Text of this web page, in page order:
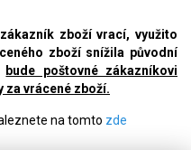
zboží vrací, využito
zboží snížila původní
bude poštovné zákazníkovi
za vrácené zboží.
na tomto zde